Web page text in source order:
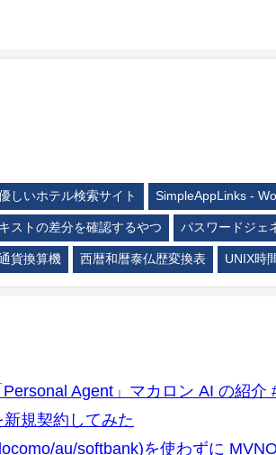
しいホテル検索サイト SimpleAppLinks -
ストの差分を確認するやつ パスワードジェ
貨換算機 西暦和暦泰仏歴変換表 UNIX時
Agent」マカロン AI の紹介
規契約してみた
au/softbank)を使わずに